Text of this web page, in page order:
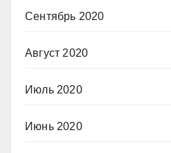
Сентябрь 2020
Август 2020
Июль 2020
Июнь 2020